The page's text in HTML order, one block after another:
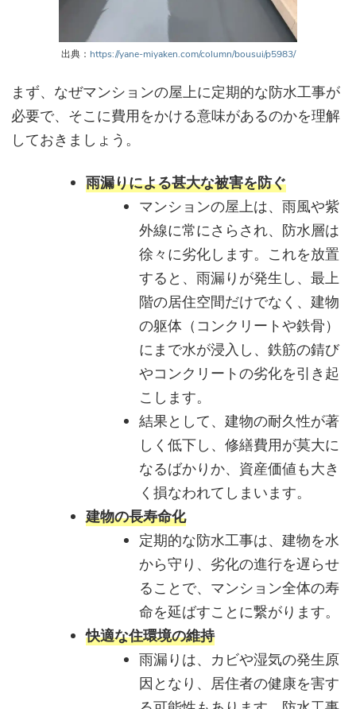
出典： https://yane-miyaken.com/column/bousui/p5983/
まず、なぜマンションの屋上に定期的な防水工事が
必要で、そこに費用をかける意味があるのかを理解
しておきましょう。
雨漏りによる甚大な被害を防ぐ
マンションの屋上は、雨風や紫
外線に常にさらされ、防水層は
徐々に劣化します。これを放置
すると、雨漏りが発生し、最上
階の居住空間だけでなく、建物
の躯体（コンクリートや鉄骨）
にまで水が浸入し、鉄筋の錆び
やコンクリートの劣化を引き起
こします。
結果として、建物の耐久性が著
しく低下し、修繕費用が莫大に
なるばかりか、資産価値も大き
く損なわれてしまいます。
建物の長寿命化
定期的な防水工事は、建物を水
から守り、劣化の進行を遅らせ
ることで、マンション全体の寿
命を延ばすことに繋がります。
快適な住環境の維持
雨漏りは、カビや湿気の発生原
因となり、居住者の健康を害す